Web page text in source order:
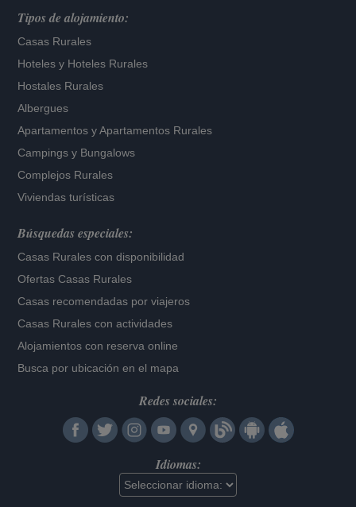
Tipos de alojamiento:
Casas Rurales
Hoteles y Hoteles Rurales
Hostales Rurales
Albergues
Apartamentos yApartamentos Rurales
Campings y Bungalows
Complejos Rurales
Viviendas turísticas
Búsquedas especiales:
Casas Rurales con disponibilidad
Ofertas Casas Rurales
Casas recomendadas por viajeros
Casas Rurales con actividades
Alojamientos con reserva online
Busca por ubicación en el mapa
Redes sociales:
Idiomas: